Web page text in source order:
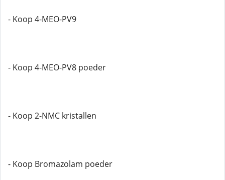
- Koop 4-MEO-PV9
- Koop 4-MEO-PV8 poeder
- Koop 2-NMC kristallen
- Koop Bromazolam poeder